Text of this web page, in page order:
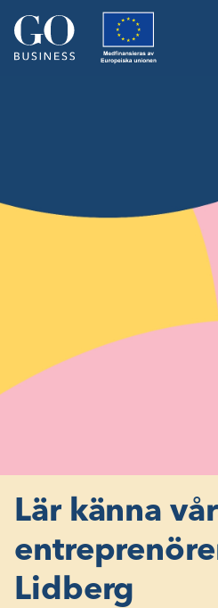
Lär känna
Lidberg